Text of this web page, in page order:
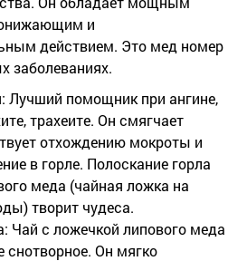
и
действием. Это мед номер
заболеваниях.
Лучший помощник при ангине,
трахеите. Он смягчает
отхождению мокроты и
в горле. Полоскание горла
меда (чайная ложка на
творит чудеса.
Чай с ложечкой липового меда
снотворное. Он мягко